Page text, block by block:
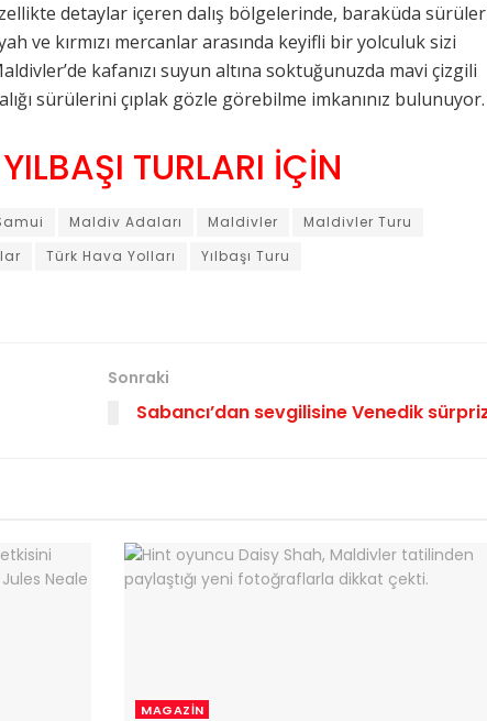
detaylar içeren dalış bölgelerinde, baraküda
ve kırmızı mercanlar arasında keyifli bir yolculuk sizi
kafanızı suyun altına soktuğunuzda mavi çizgili
sürülerini çıplak gözle görebilme imkanınız bulunuyor.
TURLARI İÇİN
Maldiv Adaları Maldivler
Maldivler Turu
Türk Hava Yolları Yılbaşı Turu
Sonraki
Sabancı’dan sevgilisine Venedik
MAGAZIN